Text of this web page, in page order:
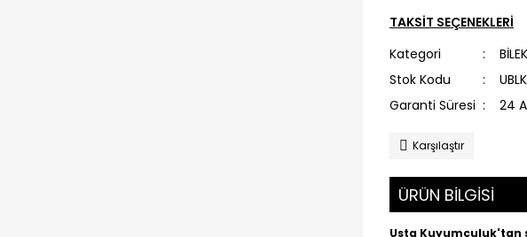
TAKSİT SEÇENEKLERİ
Kategori
Stok Kodu
Garanti Süresi
24
Karşılaştır
ÜRÜN BİLGİSİ
Usta Kuyumculuk'tan